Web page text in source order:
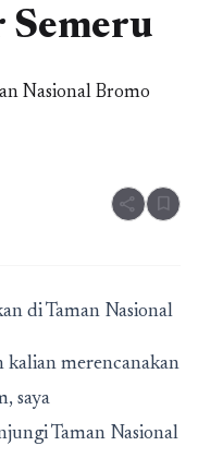
Semeru
share bookmark
di Taman Nasional
kalian merencanakan
saya
Taman Nasional